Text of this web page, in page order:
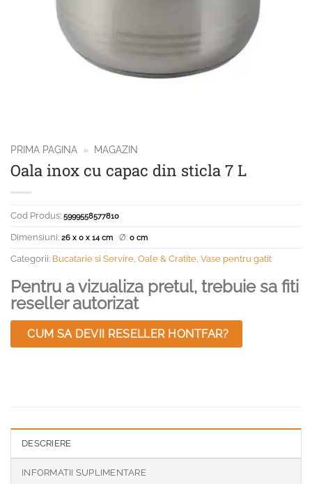
PRIMA PAGINA » MAGAZIN
Oala inox cu capac din sticla 7 L
Cod Produs: 5999558577810
Dimensiuni: 26 x 0 x 14 cm Ø: 0 cm
Categorii: Bucatarie si Servire Oale & Cratite Vase pentru gatit
Pentru a vizualiza pretul, trebuie sa fiti
reseller autorizat
CUM SA DEVII RESELLER HONTFAR?
DESCRIERE
INFORMATII SUPLIMENTARE